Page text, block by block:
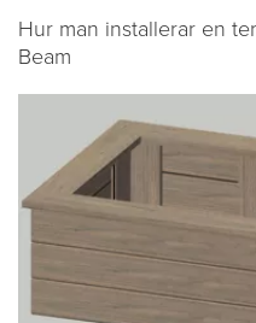
Hur man installerar en
Beam